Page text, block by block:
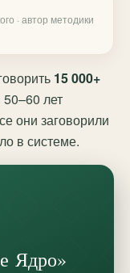
· автор методики
15 000+
лет
они заговорили
в системе.
Ядро»